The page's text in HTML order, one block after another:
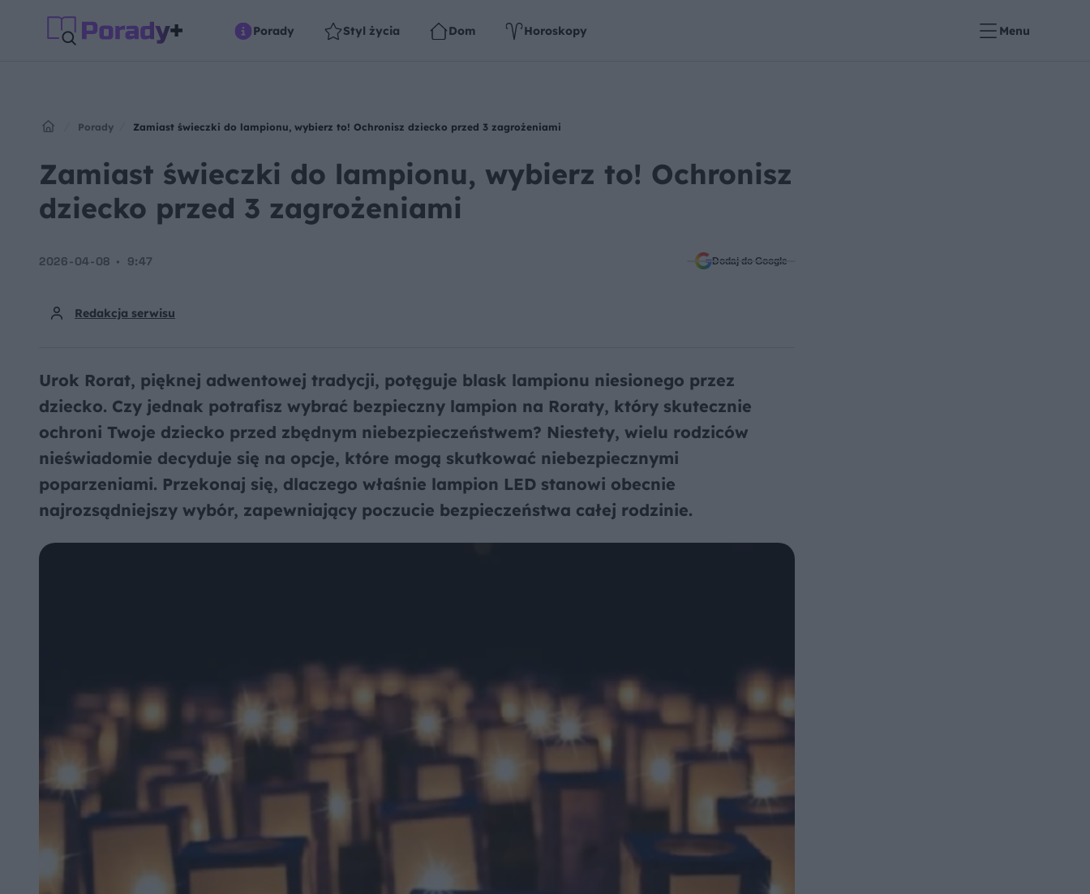
Porady Styl życia Dom Horoskopy Menu
Porady Zamiast świeczki do lampionu, wybierz to! Ochronisz dziecko przed 3 zagrożeniami
Zamiast świeczki do lampionu, wybierz to! Ochronisz
dziecko przed 3 zagrożeniami
Redakcja serwisu
2026-04-08 9:47 Dodaj do Google
Urok Rorat, pięknej adwentowej tradycji, potęguje blask lampionu niesionego przez
dziecko. Czy jednak potrafisz wybrać bezpieczny lampion na Roraty, który skutecznie
ochroni Twoje dziecko przed zbędnym niebezpieczeństwem? Niestety, wielu rodziców
nieświadomie decyduje się na opcje, które mogą skutkować niebezpiecznymi
poparzeniami. Przekonaj się, dlaczego właśnie lampion LED stanowi obecnie
najrozsądniejszy wybór, zapewniający poczucie bezpieczeństwa całej rodzinie.